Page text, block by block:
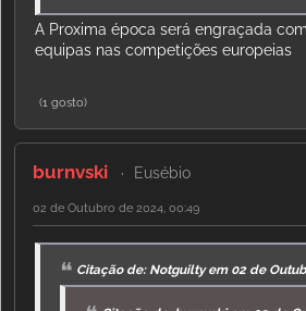
A Proxima época será engraçada
equipas nas competições europeias
(1 gosto)
burnvski Eusébio
02 de Outubro de 2024, 00:49
Citação de: Notguilty em 02 de